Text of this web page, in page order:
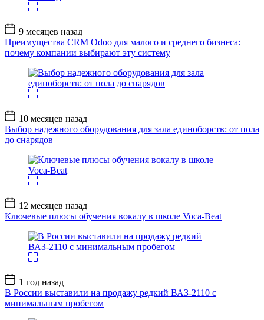
Дата
записи
9 месяцев назад
Преимущества CRM Odoo для малого и среднего бизнеса:
почему компании выбирают эту систему
Дата
записи
10 месяцев назад
Выбор надежного оборудования для зала единоборств: от пола
до снарядов
Дата
записи
12 месяцев назад
Ключевые плюсы обучения вокалу в школе Voca-Beat
Дата
записи
1 год назад
В России выставили на продажу редкий ВАЗ-2110 с
минимальным пробегом